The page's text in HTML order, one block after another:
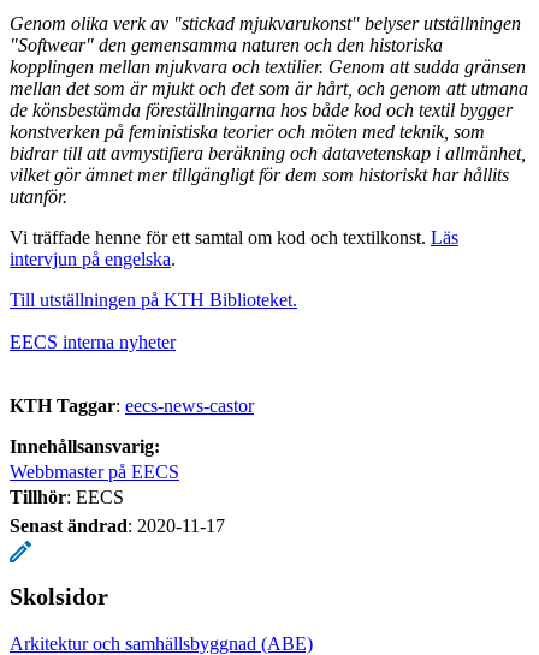
Genom olika verk av "stickad mjukvarukonst" belyser utställningen
"Softwear" den gemensamma naturen och den historiska
kopplingen mellan mjukvara och textilier. Genom att sudda gränsen
mellan det som är mjukt och det som är hårt, och genom att utmana
de könsbestämda föreställningarna hos både kod och textil bygger
konstverken på feministiska teorier och möten med teknik, som
bidrar till att avmystifiera beräkning och datavetenskap i allmänhet,
vilket gör ämnet mer tillgängligt för dem som historiskt har hållits
utanför.
Vi träffade henne för ett samtal om kod och textilkonst. Läs
intervjun på engelska.
Till utställningen på KTH Biblioteket.
EECS interna nyheter
KTH Taggar: eecs-news-castor
Innehållsansvarig:
Webbmaster på EECS
Tillhör: EECS
Senast ändrad: 2020-11-17
Skolsidor
Arkitektur och samhällsbyggnad (ABE)